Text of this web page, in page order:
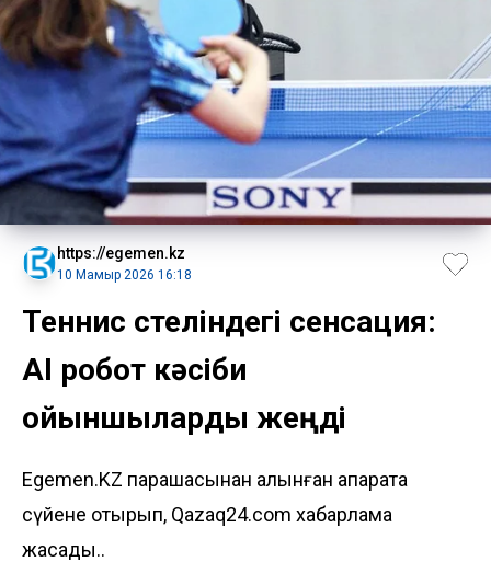
https://egemen.kz
10 Мамыр 2026 16:18
Теннис үстеліндегі сенсация:
AI робот кәсіби
ойыншыларды жеңді
Egemen.KZ парақшасынан алынған ақпаратқа
сүйене отырып, Qazaq24.com хабарлама
жасады..